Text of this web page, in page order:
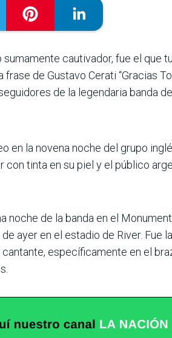
cautivador, fue el que
de Gustavo Cerati “Gracias
de la legendaria banda de
en la novena noche del grupo
con tinta en su piel y el público
noche de la banda en el
ayer en el estadio de River. Fue
específicamente en el